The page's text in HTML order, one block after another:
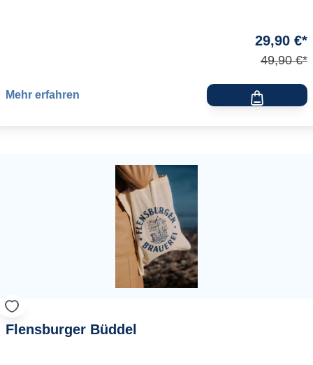
29,90 €*
49,90 €*
Mehr erfahren
Flensburger Büddel